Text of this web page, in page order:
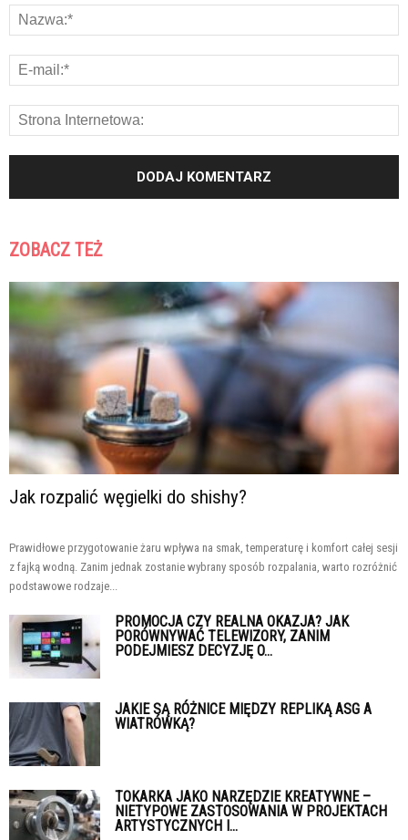
ZOBACZ TEŻ
Jak rozpalić węgielki do shishy?
Prawidłowe przygotowanie żaru wpływa na smak, temperaturę i komfort całej sesji
z fajką wodną. Zanim jednak zostanie wybrany sposób rozpalania, warto rozróżnić
podstawowe rodzaje...
PROMOCJA CZY REALNA OKAZJA? JAK
PORÓWNYWAĆ TELEWIZORY, ZANIM
PODEJMIESZ DECYZJĘ O...
JAKIE SĄ RÓŻNICE MIĘDZY REPLIKĄ ASG A
WIATRÓWKĄ?
TOKARKA JAKO NARZĘDZIE KREATYWNE –
NIETYPOWE ZASTOSOWANIA W PROJEKTACH
ARTYSTYCZNYCH I...